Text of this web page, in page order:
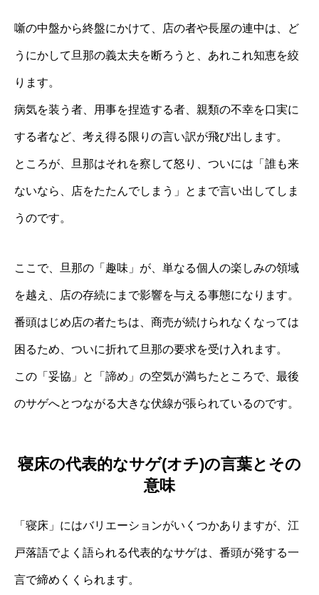
噺の中盤から終盤にかけて、店の者や長屋の連中は、ど
うにかして旦那の義太夫を断ろうと、あれこれ知恵を絞
ります。
病気を装う者、用事を捏造する者、親類の不幸を口実に
する者など、考え得る限りの言い訳が飛び出します。
ところが、旦那はそれを察して怒り、ついには「誰も来
ないなら、店をたたんでしまう」とまで言い出してしま
うのです。
ここで、旦那の「趣味」が、単なる個人の楽しみの領域
を越え、店の存続にまで影響を与える事態になります。
番頭はじめ店の者たちは、商売が続けられなくなっては
困るため、ついに折れて旦那の要求を受け入れます。
この「妥協」と「諦め」の空気が満ちたところで、最後
のサゲへとつながる大きな伏線が張られているのです。
寝床の代表的なサゲ(オチ)の言葉とその
意味
「寝床」にはバリエーションがいくつかありますが、江
戸落語でよく語られる代表的なサゲは、番頭が発する一
言で締めくくられます。